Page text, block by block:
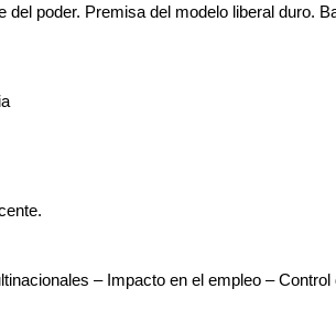
poder. Premisa del modelo liberal duro.
– Impacto en el empleo – Control